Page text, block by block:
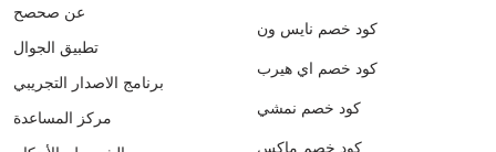
عن صحصح
تطبيق الجوال
برنامج الاصدار التجريبي
مركز المساعدة
كود خصم نايس ون
كود خصم اي هيرب
كود خصم نمشي
كود خصم ماكس